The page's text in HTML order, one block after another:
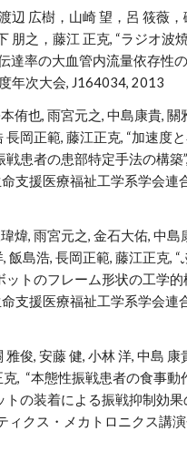
辺 広樹，山崎 望，呂 筱薇，
朋之，藤江 正克, “ラジオ波
達率の大血管内流量依存性
年次大会, J164034, 2013
侑也, 雨宮元之, 中島康貴, 關
長岡正範, 藤江正克, “加速度
戦患者の患部特定手法の構築”,
支援医療福祉工学系学会連
煒, 雨宮元之, 金石大佑, 中島
飯島浩, 長岡正範, 藤江正克, “
トのフレーム形状の工学的
支援医療福祉工学系学会連
雅俊, 安藤 健, 小林 洋, 中島 康
克, “本態性振戦患者の食事動
トの装着による振戦抑制効果
ィクス・メカトロニクス講